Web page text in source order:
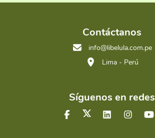
Contáctanos
info@libelula.com.pe
Lima - Perú
Síguenos en redes